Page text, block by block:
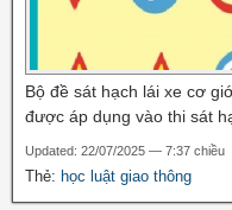
Bộ đề sát hạch lái xe cơ
được áp dụng vào thi sát
Updated: 22/07/2025 — 7:37 chiều
Thẻ: học luật giao thông